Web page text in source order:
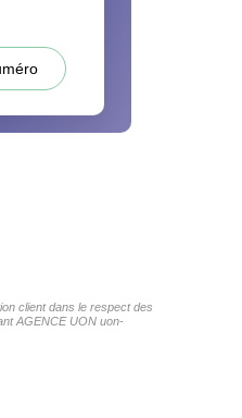
client dans le respect des
AGENCE UON uon-